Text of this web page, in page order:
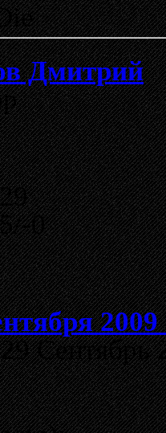
Дмитрий
0
2009
Сентябрь